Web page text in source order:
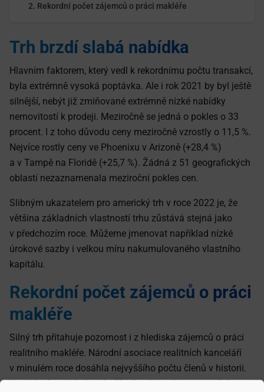
Rekordní počet zájemců o práci makléře
Trh brzdí slabá nabídka
Hlavním faktorem, který vedl k rekordnímu počtu transakcí,
byla extrémně vysoká poptávka. Ale i rok 2021 by byl ještě
silnější, nebýt již zmiňované extrémně nízké nabídky
nemovitostí k prodeji. Meziročně se jedná o pokles o 33
procent. I z toho důvodu ceny meziročně vzrostly o 11,5 %.
Nejvíce rostly ceny ve Phoenixu v Arizoně (+28,4 %)
a v Tampě na Floridě (+25,7 %). Žádná z 51 geografických
oblastí nezaznamenala meziroční pokles cen.
Slibným ukazatelem pro americký trh v roce 2022 je, že
většina základních vlastností trhu zůstává stejná jako
v předchozím roce. Můžeme jmenovat například nízké
úrokové sazby i velkou míru nakumulovaného vlastního
kapitálu.
Rekordní počet zájemců o práci
makléře
Silný trh přitahuje pozornost i z hlediska zájemců o práci
realitního makléře. Národní asociace realitních kanceláří
v minulém roce dosáhla nejvyššího počtu členů v historii.
Konkrétně se jedná o téměř 1,6 milionu licencovaných